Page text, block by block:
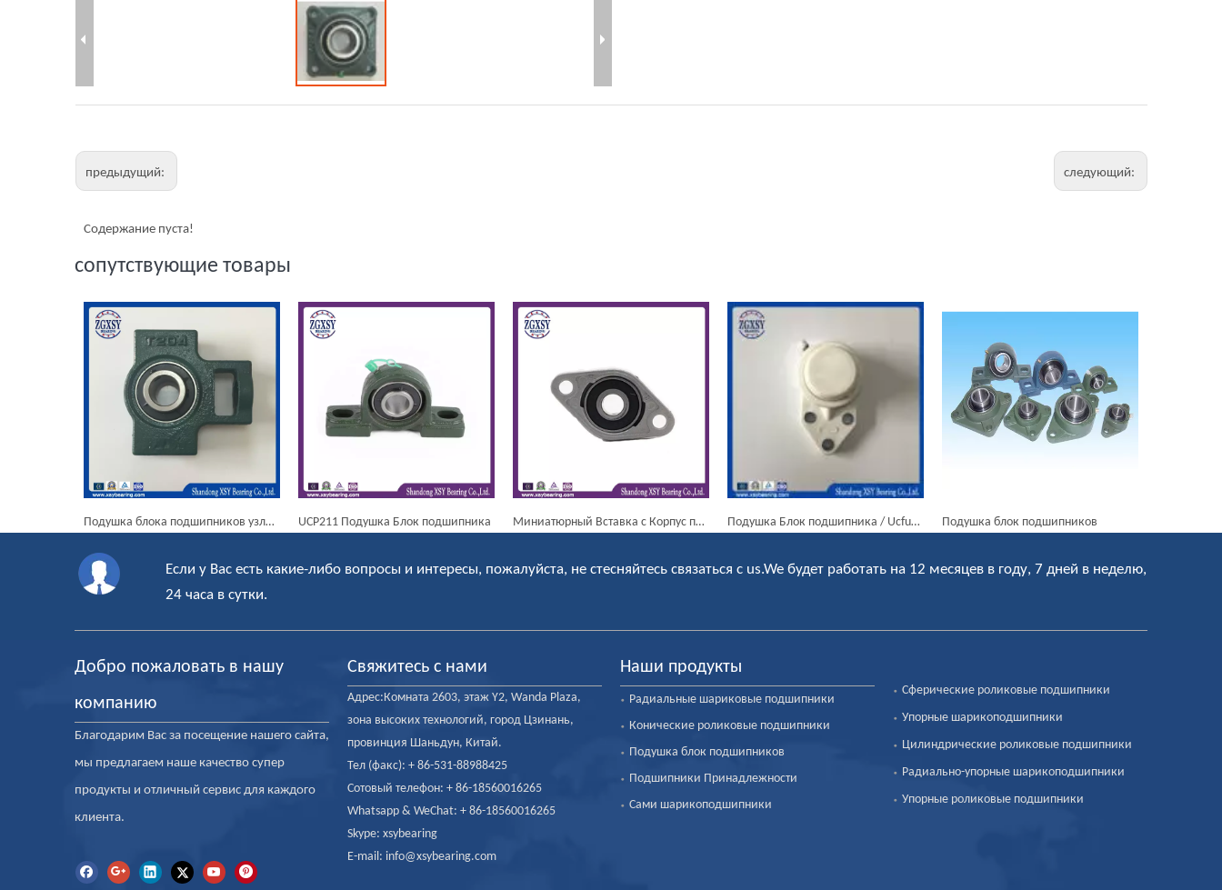
предыдущий: следующий:
Содержание пуста!
сопутствующие товары
Подушка блока подшипников узлы вала Блок Подшипники UCT208 UCP211 Подушка Блок подшипника Миниатюрный Вставка с Корпус подшипника Блок подушки UCFL215 Подушка Блок подшипника / Ucfu201, Ucfu202 Подушка блок подшипников
Если у Вас есть какие-либо вопросы и интересы, пожалуйста, не стесняйтесь связаться с us.We будет работать на 12 месяцев в году, 7 дней в неделю,
24 часа в сутки.
Добро пожаловать в нашу
компанию
Благодарим Вас за посещение нашего сайта,
мы предлагаем наше качество супер
продукты и отличный сервис для каждого
клиента.
Свяжитесь с нами
Адрес:Комната 2603, этаж Y2, Wanda Plaza,
зона высоких технологий, город Цзинань,
провинция Шаньдун, Китай.
Тел (факс): + 86-531-88988425
Сотовый телефон: + 86-18560016265
Whatsapp & WeChat: + 86-18560016265
Skype: xsybearing
E-mail: info@xsybearing.com
Наши продукты
Радиальные шариковые подшипники
Конические роликовые подшипники
Подушка блок подшипников
Подшипники Принадлежности
Сами шарикоподшипники
Сферические роликовые подшипники
Упорные шарикоподшипники
Цилиндрические роликовые подшипники
Радиально-упорные шарикоподшипники
Упорные роликовые подшипники